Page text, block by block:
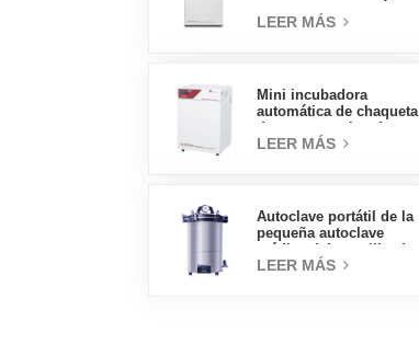
160L Incubadoras
LEER MÁS
Mini incubadora
automática de chaqueta
laboratorio, tipo
LEER MÁS
Autoclave portátil de la
pequeña autoclave
de vapor 18L
LEER MÁS